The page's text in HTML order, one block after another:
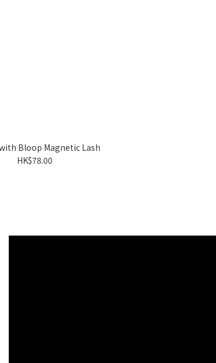
Bloop Magnetic Lash
HK$78.00